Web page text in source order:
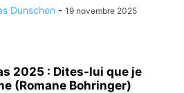
Dunschen - 19 novembre 2025
2025 : Dites-lui que je
(Romane Bohringer)